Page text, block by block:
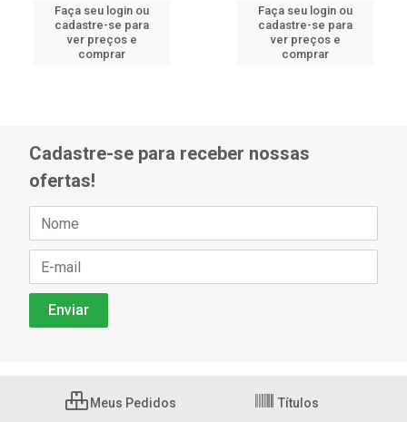
Faça seu login ou
cadastre-se para
ver preços e
comprar
Faça seu login ou
cadastre-se para
ver preços e
comprar
Cadastre-se para receber nossas
ofertas!
Meus Pedidos Títulos